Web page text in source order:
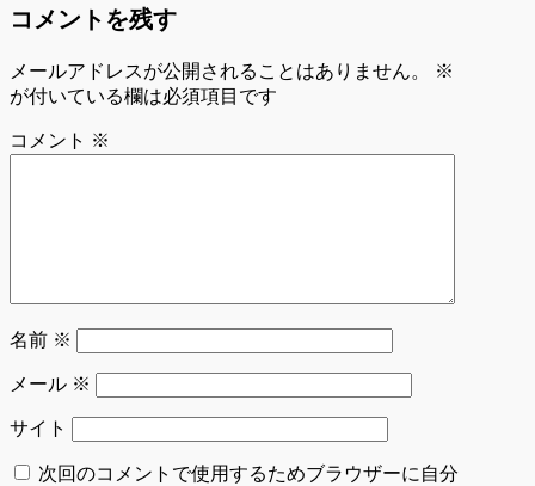
コメントを残す
メールアドレスが公開されることはありません。
※
が付いている欄は必須項目です
コメント ※
名前 ※
メール ※
サイト
次回のコメントで使用するためブラウザーに自分